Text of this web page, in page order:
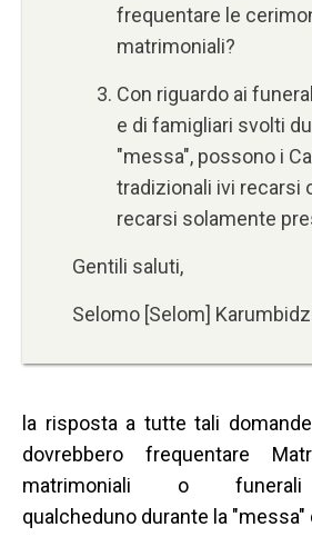
frequentare le
matrimoniali?
Con riguardo ai
e di famigliari svolti
"messa", possono i
tradizionali ivi recarsi
recarsi solamente
Gentili saluti,
Selomo [Selom]
la risposta a tutte tali
dovrebbero frequentare
matrimoniali o
qualcheduno durante la "messa"